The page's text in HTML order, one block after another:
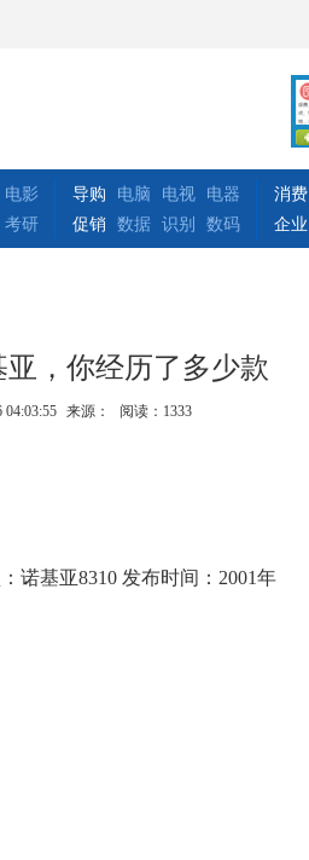
电影
考研
导购 电脑 电视
电器
促销
数据 识别 数码
消费
企业
亚，你经历了多少款
04:03:55 来源： 阅读：1333
诺基亚8310 发布时间：2001年